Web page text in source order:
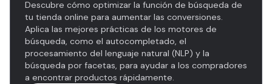
Descubre cómo optimizar la función de búsqueda de
tu tienda online para aumentar las conversiones.
Aplica las mejores prácticas de los motores de
búsqueda, como el autocompletado, el
procesamiento del lenguaje natural (NLP) y la
búsqueda por facetas, para ayudar a los compradores
a encontrar productos rápidamente.